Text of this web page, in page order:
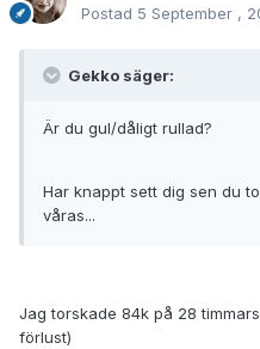
Postad 5 September ,
Gekko säger:
Är du gul/dåligt rullad?
Har knappt sett dig sen du
våras...
Jag torskade 84k på 28
förlust)